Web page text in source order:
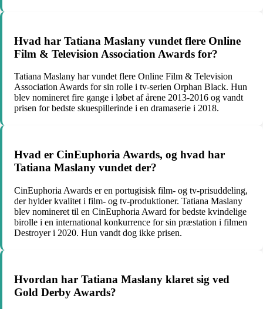
Hvad har Tatiana Maslany vundet flere Online
Film & Television Association Awards for?
Tatiana Maslany har vundet flere Online Film & Television
Association Awards for sin rolle i tv-serien Orphan Black. Hun
blev nomineret fire gange i løbet af årene 2013-2016 og vandt
prisen for bedste skuespillerinde i en dramaserie i 2018.
Hvad er CinEuphoria Awards, og hvad har
Tatiana Maslany vundet der?
CinEuphoria Awards er en portugisisk film- og tv-prisuddeling,
der hylder kvalitet i film- og tv-produktioner. Tatiana Maslany
blev nomineret til en CinEuphoria Award for bedste kvindelige
birolle i en international konkurrence for sin præstation i filmen
Destroyer i 2020. Hun vandt dog ikke prisen.
Hvordan har Tatiana Maslany klaret sig ved
Gold Derby Awards?